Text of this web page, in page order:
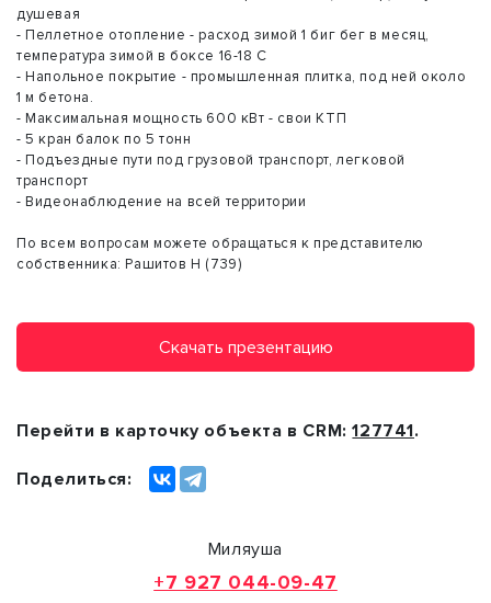
душевая
- Пеллетное отопление - расход зимой 1 биг бег в месяц,
температура зимой в боксе 16-18 С
- Напольное покрытие - промышленная плитка, под ней около
1 м бетона.
- Максимальная мощность 600 кВт - свои КТП
- 5 кран балок по 5 тонн
- Подъездные пути под грузовой транспорт, легковой
транспорт
- Видеонаблюдение на всей территории
По всем вопросам можете обращаться к представителю
собственника: Рашитов Н (739)
Скачать презентацию
Перейти в карточку объекта в CRM:127741.
Поделиться:
Миляуша
+7 927 044-09-47